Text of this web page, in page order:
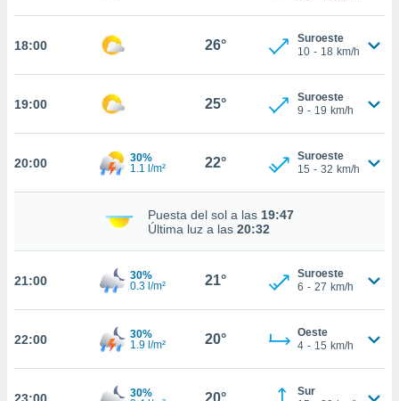
similares
como
IP
en
a lo que
su
datos
18:00 26°
Suroeste
10 - 18 km/h
19:00 25°
Suroeste
9 - 19 km/h
20:00
30%
1.1 l/m²
22°
Suroeste
15 - 32 km/h
Puesta del sol a las 19:47
Última luz a las 20:32
21:00
30%
0.3 l/m²
21°
Suroeste
6 - 27 km/h
22:00
30%
1.9 l/m²
20°
Oeste
4 - 15 km/h
23:00
30%
20°
Sur